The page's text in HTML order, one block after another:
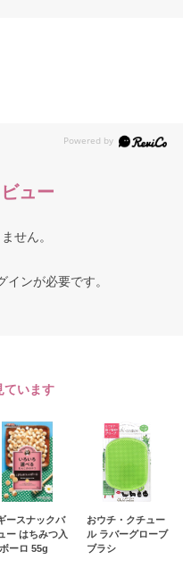
ュー
せん。
インが必要です。
ています
ースナックバ
ー はちみつ入
ーロ 55g
おウチ・クチュー
ル ラバーグローブ
ブラシ